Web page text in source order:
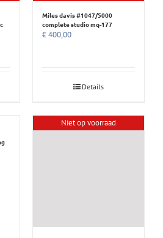
Miles davis #1047/5000
complete studio mq-177
€400,00
Details
Niet op voorraad